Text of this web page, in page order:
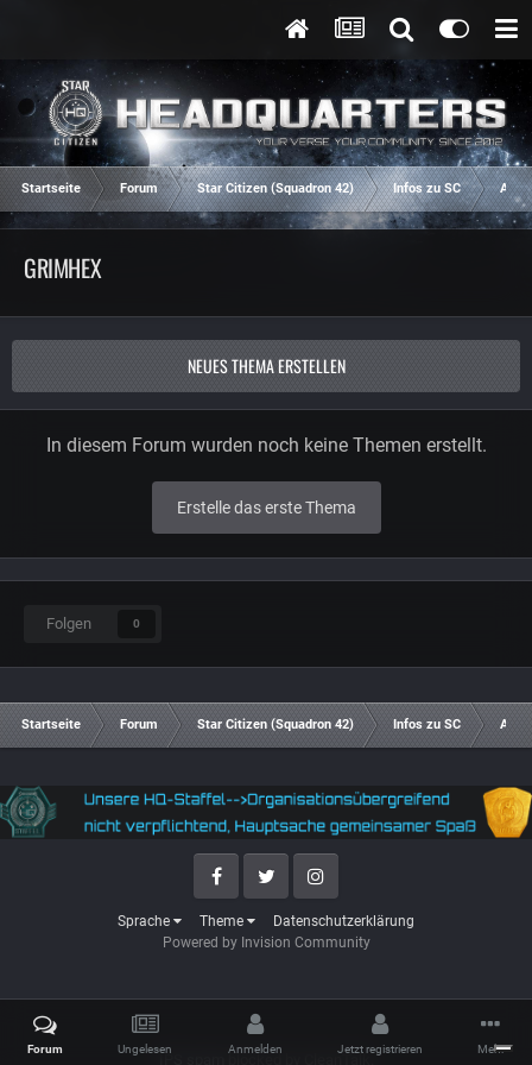
Startseite Forum Star Citizen (Squadron 42) Infos zu SC
GRIMHEX
NEUES THEMA ERSTELLEN
In diesem Forum wurden noch keine Themen erstellt.
Erstelle das erste Thema
Folgen 0
Startseite Forum Star Citizen (Squadron 42) Infos zu SC
Sprache Theme Datenschutzerklärung
FacebookTwitter Instagram
Powered by Invision Community
Forum Ungelesen Anmelden Jetzt registrieren Mehr
IPS spam blocked by CleanTalk.